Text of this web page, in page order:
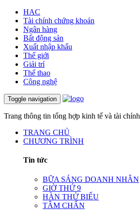
HAC
Tài chính chứng khoán
Ngân hàng
Bất động sản
Xuất nhập khẩu
Thế giới
Giải trí
Thể thao
Công nghệ
Toggle navigation
Trang thông tin tổng hợp kinh tế và tài chính
TRANG CHỦ
CHƯƠNG TRÌNH
Tin tức
BỮA SÁNG DOANH NHÂN
GIỜ THỨ 9
HÀN THỬ BIỂU
TÂM CHẤN